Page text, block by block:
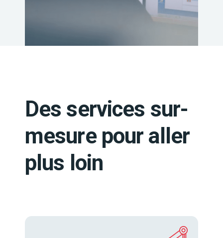
Des services sur-
mesure pour aller
plus loin